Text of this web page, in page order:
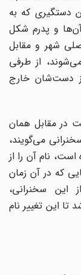
که به‌
و پدرم شکل
شهر و مقابل
از طرفی
دست‌شان خارج
در مقابل همان
می‌گویند،
نام آن را از
که در آن زمان
سخنرانی،
این تغییر نام